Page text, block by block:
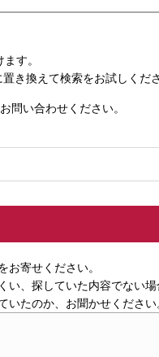
す。
き換えて検索をお試しくださ
問い合わせください。
お寄せください。
い、探していた内容でない
いたのか、お聞かせください